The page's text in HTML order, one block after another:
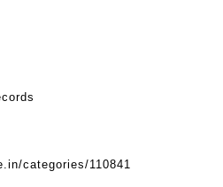
categories/110841